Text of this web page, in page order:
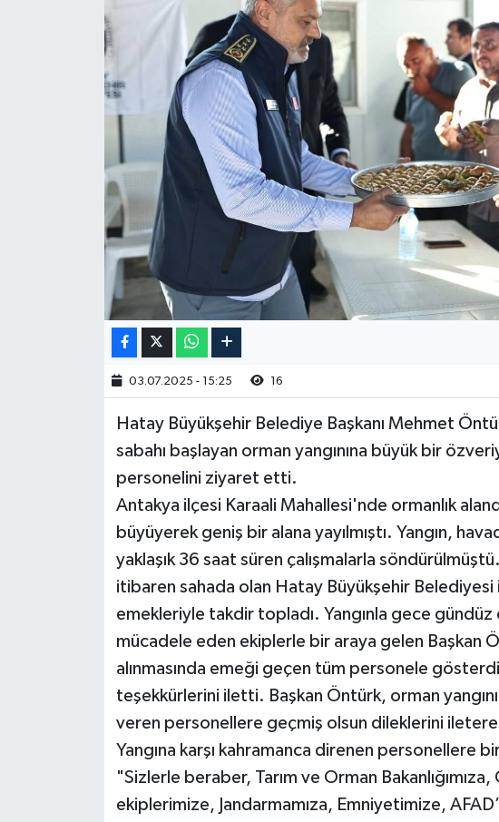
03.07.2025 - 15:25 16
Hatay Büyükşehir Belediye Başkanı Mehmet
sabahı başlayan orman yangınına büyük bir
personelini ziyaret etti.
Antakya ilçesi Karaali Mahallesi'nde ormanlık
büyüyerek geniş bir alana yayılmıştı. Yangın,
yaklaşık 36 saat süren çalışmalarla
itibaren sahada olan Hatay Büyükşehir
emekleriyle takdir topladı. Yangınla gece gündüz
mücadele eden ekiplerle bir araya gelen Başkan
alınmasında emeği geçen tüm personele
teşekkürlerini iletti. Başkan Öntürk, orman
veren personellere geçmiş olsun dileklerini
Yangına karşı kahramanca direnen personellere
"Sizlerle beraber, Tarım ve Orman
ekiplerimize, Jandarmamıza, Emniyetimize,